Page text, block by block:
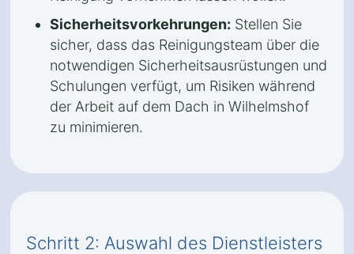
Sicherheitsvorkehrungen: Stellen Sie
sicher, dass das Reinigungsteam über die
notwendigen Sicherheitsausrüstungen und
Schulungen verfügt, um Risiken während
der Arbeit auf dem Dach in Wilhelmshof
zu minimieren.
Schritt 2: Auswahl des Dienstleisters